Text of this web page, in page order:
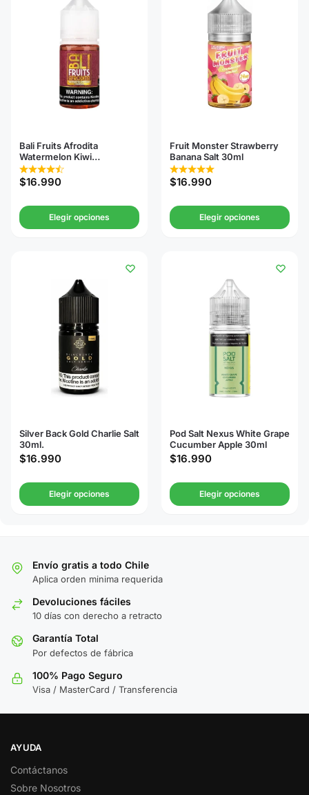
Bali Fruits Afrodita
Watermelon Kiwi
Strawberry Salt 30ml
$16.990
Elegir opciones
Fruit Monster Strawberry
Banana Salt 30ml
$16.990
Elegir opciones
Silver Back Gold Charlie Salt
30ml.
$16.990
Elegir opciones
Pod Salt Nexus White Grape
Cucumber Apple 30ml
$16.990
Elegir opciones
Envío gratis a todo Chile
Aplica orden minima requerida
Devoluciones fáciles
10 días con derecho a retracto
Garantía Total
Por defectos de fábrica
100% Pago Seguro
Visa / MasterCard / Transferencia
AYUDA
Contáctanos
Sobre Nosotros